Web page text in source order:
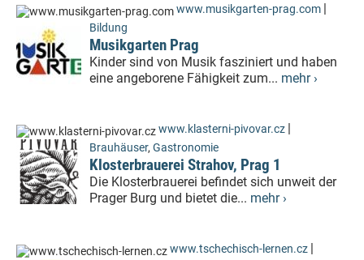
www.musikgarten-prag.com |
Bildung
Musikgarten Prag
Kinder sind von Musik fasziniert und haben
eine angeborene Fähigkeit zum... mehr ›
www.klasterni-pivovar.cz |
Brauhäuser, Gastronomie
Klosterbrauerei Strahov, Prag 1
Die Klosterbrauerei befindet sich unweit der
Prager Burg und bietet die... mehr ›
www.tschechisch-lernen.cz |